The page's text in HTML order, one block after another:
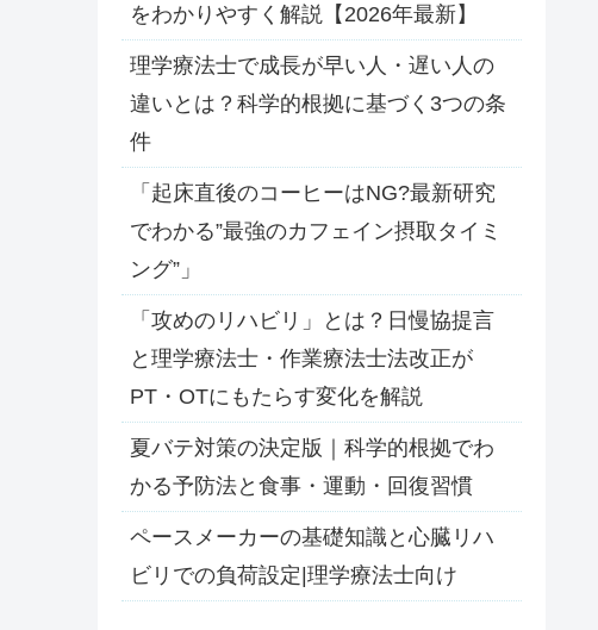
をわかりやすく解説【2026年最新】
理学療法士で成長が早い人・遅い人の
違いとは？科学的根拠に基づく3つの条
件
「起床直後のコーヒーはNG?最新研究
でわかる”最強のカフェイン摂取タイミ
ング”」
「攻めのリハビリ」とは？日慢協提言
と理学療法士・作業療法士法改正が
PT・OTにもたらす変化を解説
夏バテ対策の決定版｜科学的根拠でわ
かる予防法と食事・運動・回復習慣
ペースメーカーの基礎知識と心臓リハ
ビリでの負荷設定|理学療法士向け